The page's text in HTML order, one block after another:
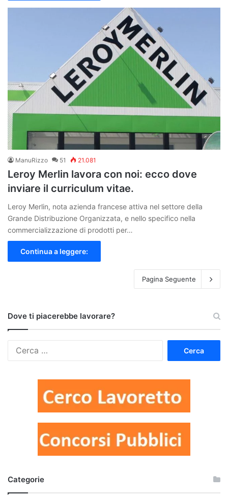
ManuRizzo 51 21.081
Leroy Merlin lavora con noi: ecco dove
inviare il curriculum vitae.
Leroy Merlin, nota azienda francese attiva nel settore della
Grande Distribuzione Organizzata, e nello specifico nella
commercializzazione di prodotti per…
Continua a leggere:
Pagina Seguente
Dove ti piacerebbe lavorare?
Categorie